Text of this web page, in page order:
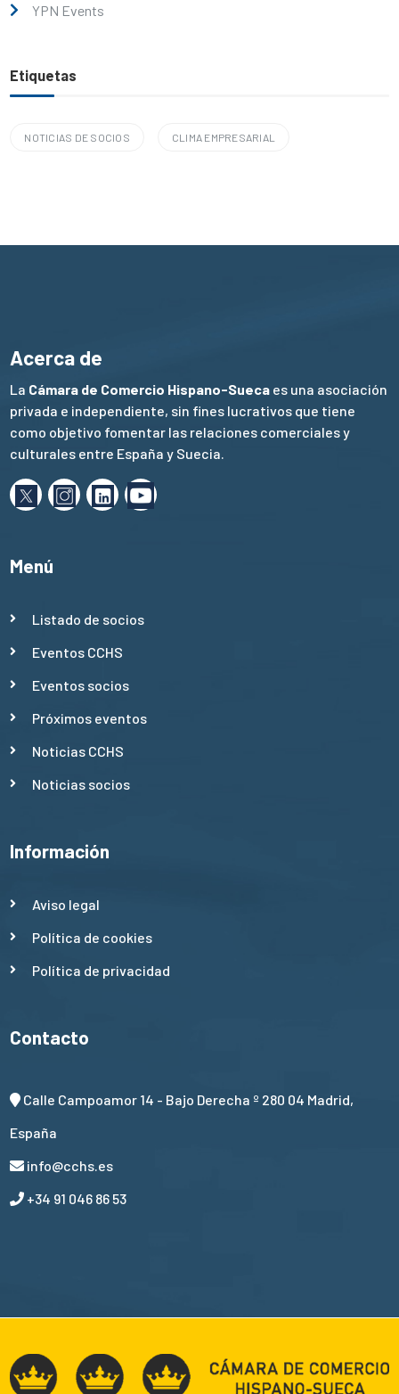
YPN Events
Etiquetas
NOTICIAS DE SOCIOS CLIMA EMPRESARIAL
Acerca de
La Cámara de Comercio Hispano-Sueca es una asociación
privada e independiente, sin fines lucrativos que tiene
como objetivo fomentar las relaciones comerciales y
culturales entre España y Suecia.
Menú
Listado de socios
Eventos CCHS
Eventos socios
Próximos eventos
Noticias CCHS
Noticias socios
Información
Aviso legal
Política de cookies
Política de privacidad
Contacto
Calle Campoamor 14 - Bajo Derecha º 280 04 Madrid,
España
info@cchs.es
+34 91 046 86 53